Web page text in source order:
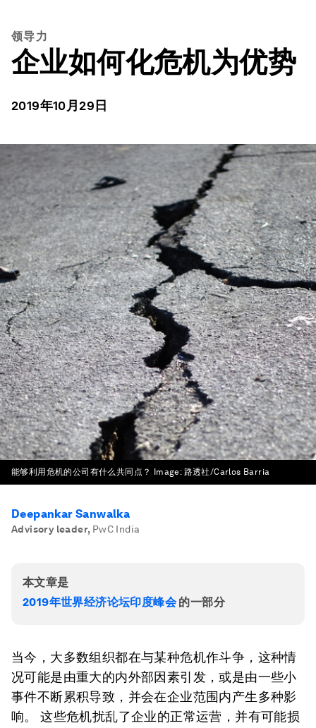
领导力
企业如何化危机为优势
2019年10月29日
能够利用危机的公司有什么共同点？ Image: 路透社/Carlos Barria
Deepankar Sanwalka
Advisory leader, PwC India
本文章是
2019年世界经济论坛印度峰会的一部分
当今，大多数组织都在与某种危机作斗争，这种情
况可能是由重大的内外部因素引发，或是由一些小
事件不断累积导致，并会在企业范围内产生多种影
响。 这些危机扰乱了企业的正常运营，并有可能损